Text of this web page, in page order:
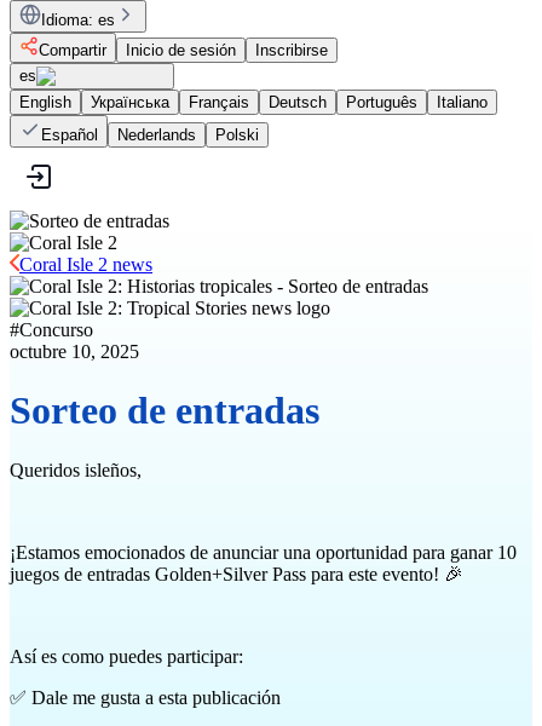
Idioma: es
Compartir
Inicio de sesión
Inscribirse
es
English
Українська Français Deutsch Português
Italiano
Español
Nederlands Polski
Coral Isle 2 news
#Concurso
octubre 10, 2025
Sorteo de entradas
Queridos isleños,
¡Estamos emocionados de anunciar una oportunidad para ganar 10
juegos de entradas Golden+Silver Pass para este evento! 🎉
Así es como puedes participar:
✅ Dale me gusta a esta publicación